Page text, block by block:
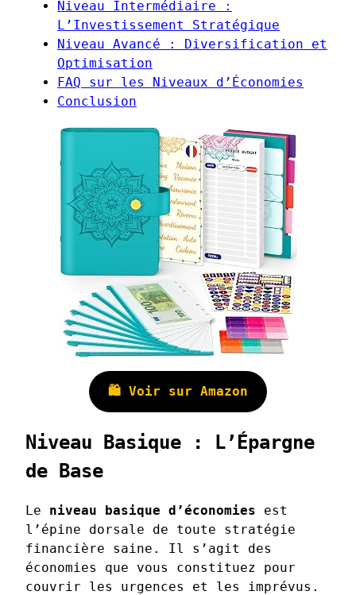
Niveau Intermédiaire :
L’Investissement Stratégique
Niveau Avancé : Diversification et
Optimisation
FAQ sur les Niveaux d’Économies
Conclusion
🛍️ Voir sur Amazon
Niveau Basique : L’Épargne
de Base
Le niveau basique d’économies est
l’épine dorsale de toute stratégie
financière saine. Il s’agit des
économies que vous constituez pour
couvrir les urgences et les imprévus.